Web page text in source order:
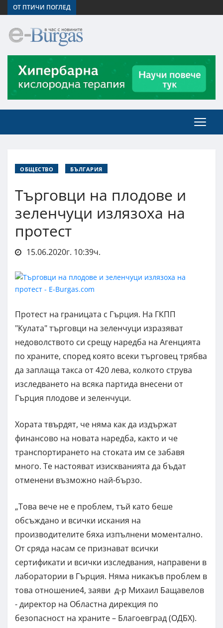
ОТ ПТИЧИ ПОГЛЕД
ОБЩЕСТВО БЪЛГАРИЯ
Търговци на плодове и
зеленчуци излязоха на
протест
15.06.2020г. 10:39ч.
Протест на границата с Гърция. На ГКПП
"Кулата" търговци на зеленчуци изразяват
недоволството си срещу наредба на Агенцията
по храните, според която всеки търговец трябва
да заплаща такса от 420 лева, колкото струва
изследването на всяка партида внесени от
Гърция плодове и зеленчуци.
Хората твърдят, че няма как да издържат
финансово на новата наредба, както и че
транспортирането на стоката им се забавя
много. Те настояват изискванията да бъдат
отменени възможно най-бързо.
„Това вече не е проблем, тъй като беше
обсъждано и всички искания на
производителите бяха изпълнени моментално.
От сряда насам се признават всички
сертификати и всички изследвания, направени в
лаборатории в Гърция. Няма никакъв проблем в
това отношение4, заяви д-р Михаил Бащавелов
- директор на Областна дирекция по
безопасност на храните – Благоевград (ОДБХ).